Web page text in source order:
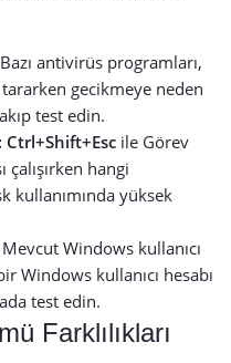
Bazı antivirüs programları,
tararken gecikmeye neden
test edin.
Ctrl+Shift+Esc ile Görev
çalışırken hangi
kullanımında yüksek
Mevcut Windows kullanıcı
Windows kullanıcı hesabı
test edin.
Farklılıkları